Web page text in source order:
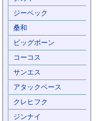
ジーベック
桑和
ビッグボーン
コーコス
サンエス
アタックベース
クレヒフク
ジンナイ